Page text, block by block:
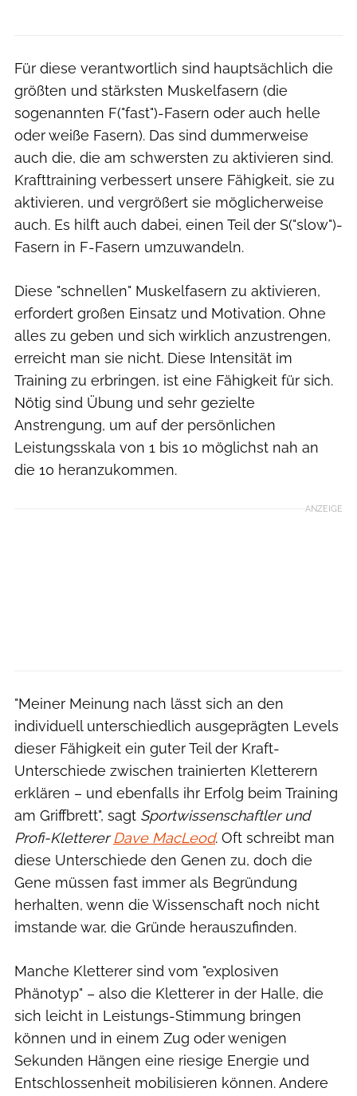
Für diese verantwortlich sind hauptsächlich die
größten und stärksten Muskelfasern (die
sogenannten F("fast")-Fasern oder auch helle
oder weiße Fasern). Das sind dummerweise
auch die, die am schwersten zu aktivieren sind.
Krafttraining verbessert unsere Fähigkeit, sie zu
aktivieren, und vergrößert sie möglicherweise
auch. Es hilft auch dabei, einen Teil der S("slow")-
Fasern in F-Fasern umzuwandeln.
Diese "schnellen" Muskelfasern zu aktivieren,
erfordert großen Einsatz und Motivation. Ohne
alles zu geben und sich wirklich anzustrengen,
erreicht man sie nicht. Diese Intensität im
Training zu erbringen, ist eine Fähigkeit für sich.
Nötig sind Übung und sehr gezielte
Anstrengung, um auf der persönlichen
Leistungsskala von 1 bis 10 möglichst nah an
die 10 heranzukommen.
ANZEIGE
"Meiner Meinung nach lässt sich an den
individuell unterschiedlich ausgeprägten Levels
dieser Fähigkeit ein guter Teil der Kraft-
Unterschiede zwischen trainierten Kletterern
erklären – und ebenfalls ihr Erfolg beim Training
am Griffbrett", sagt Sportwissenschaftler und
Profi-KlettererDave MacLeod. Oft schreibt man
diese Unterschiede den Genen zu, doch die
Gene müssen fast immer als Begründung
herhalten, wenn die Wissenschaft noch nicht
imstande war, die Gründe herauszufinden.
Manche Kletterer sind vom "explosiven
Phänotyp" – also die Kletterer in der Halle, die
sich leicht in Leistungs-Stimmung bringen
können und in einem Zug oder wenigen
Sekunden Hängen eine riesige Energie und
Entschlossenheit mobilisieren können. Andere